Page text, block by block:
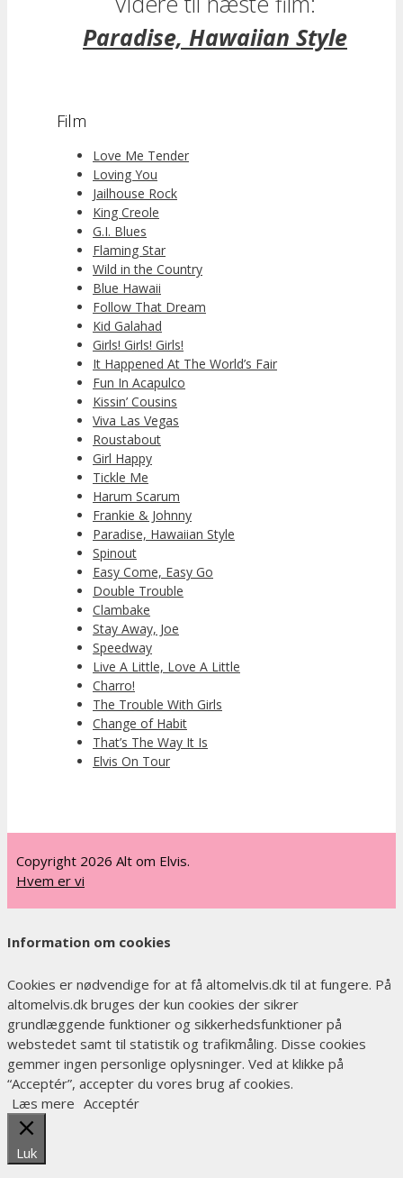
Paradise, Hawaiian Style
Film
Love Me Tender
Loving You
Jailhouse Rock
King Creole
G.I. Blues
Flaming Star
Wild in the Country
Blue Hawaii
Follow That Dream
Kid Galahad
Girls! Girls! Girls!
It Happened At The World’s Fair
Fun In Acapulco
Kissin’ Cousins
Viva Las Vegas
Roustabout
Girl Happy
Tickle Me
Harum Scarum
Frankie & Johnny
Paradise, Hawaiian Style
Spinout
Easy Come, Easy Go
Double Trouble
Clambake
Stay Away, Joe
Speedway
Live A Little, Love A Little
Charro!
The Trouble With Girls
Change of Habit
That’s The Way It Is
Elvis On Tour
Copyright 2026 Alt om Elvis.
Hvem er vi
Information om cookies
Cookies er nødvendige for at få altomelvis.dk til at fungere. På
altomelvis.dk bruges der kun cookies der sikrer
grundlæggende funktioner og sikkerhedsfunktioner på
webstedet samt til statistik og trafikmåling. Disse cookies
gemmer ingen personlige oplysninger. Ved at klikke på
“Acceptér”, accepter du vores brug af cookies.
Læs mere Acceptér
Luk